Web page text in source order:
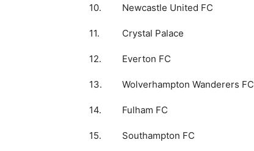
10. Newcastle United FC
11. Crystal Palace
12. Everton FC
13. Wolverhampton Wanderers FC
14. Fulham FC
15. Southampton FC